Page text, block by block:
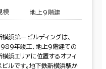
模 地上9階建
横浜第一ビルディングは、
年竣工、地上9階建ての
横浜エリアに位置するオフィ
ビルです。地下鉄新横浜駅か
索する